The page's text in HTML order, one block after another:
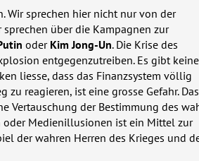
Wir sprechen hier nicht nur von der
über die Kampagnen zur
oder Kim Jong-Un. Die Krise des
entgegenzutreiben. Es gibt keine
liesse, dass das Finanzsystem völlig
zu reagieren, ist eine grosse Gefahr.
Vertauschung der Bestimmung des
oder Medienillusionen ist ein Mittel zur
der wahren Herren des Krieges und